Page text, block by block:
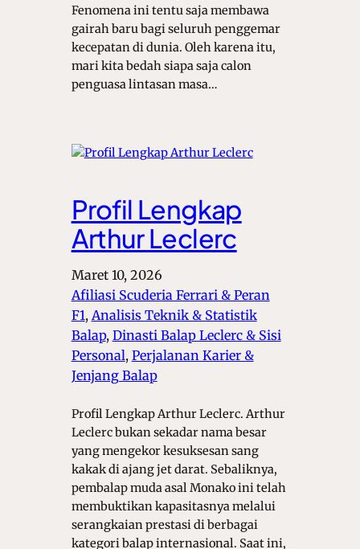
Fenomena ini tentu saja membawa
gairah baru bagi seluruh penggemar
kecepatan di dunia. Oleh karena itu,
mari kita bedah siapa saja calon
penguasa lintasan masa…
Profil Lengkap
Arthur Leclerc
Maret 10, 2026
Afiliasi Scuderia Ferrari & Peran
F1, Analisis Teknik & Statistik
Balap, Dinasti Balap Leclerc & Sisi
Personal, Perjalanan Karier &
Jenjang Balap
Profil Lengkap Arthur Leclerc. Arthur
Leclerc bukan sekadar nama besar
yang mengekor kesuksesan sang
kakak di ajang jet darat. Sebaliknya,
pembalap muda asal Monako ini telah
membuktikan kapasitasnya melalui
serangkaian prestasi di berbagai
kategori balap internasional. Saat ini,